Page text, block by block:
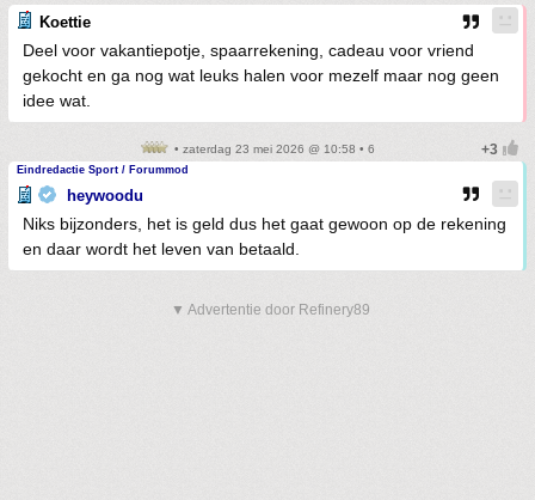
Koettie
Deel voor vakantiepotje, spaarrekening, cadeau voor vriend
gekocht en ga nog wat leuks halen voor mezelf maar nog geen
idee wat.
• zaterdag 23 mei 2026 @ 10:58 • 6
Eindredactie Sport / Forummod
heywoodu
Niks bijzonders, het is geld dus het gaat gewoon op de rekening
en daar wordt het leven van betaald.
▼ Advertentie door Refinery89